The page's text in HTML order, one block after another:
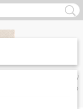
UW WINKELWAGEN
(0)